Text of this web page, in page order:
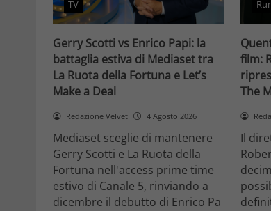
TV
Gerry Scotti vs Enrico Papi: la
battaglia estiva di Mediaset tra
La Ruota della Fortuna e Let’s
Make a Deal
Redazione Velvet 4 Agosto 2026
Mediaset sceglie di mantenere
Gerry Scotti e La Ruota della
Fortuna nell'access prime time
estivo di Canale 5, rinviando a
dicembre il debutto di Enrico Pa
film:
The
Il